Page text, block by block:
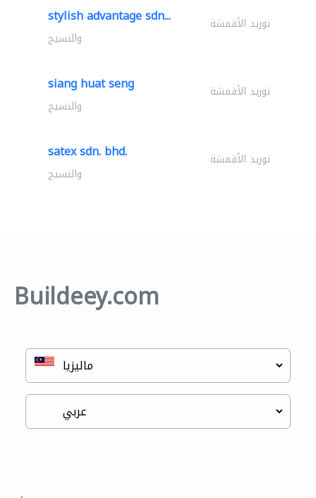
stylish advantage sdn... توريد الأقمشة
والنسيج
siang huat seng توريد الأقمشة
والنسيج
satex sdn. bhd. توريد الأقمشة
والنسيج
Buildeey.com